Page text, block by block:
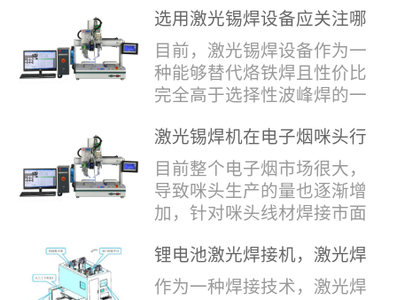
汽车与储能市场爆发式增
经理尹建中先生发表了振奋
人心的讲话。他首先对全体
员工在过去一年中的辛勤付
出和卓越贡献表示了最衷心
的感谢，并全面回顾了公司
在过去一年里取得的各项成
反两面都有插针的插头，其
焊接的方式还是有一定的难
点的，第一回流焊和自动烙
铁焊都不合适，因为对面一
会烫伤，在加上有干涉，烙
铁头不方便下去，目前在大
多数情况只能采用人工焊
接，目前人工成本贵，流动
性大，焊接的品质也难保
证。 但采用激光...
选用激光锡焊设备应关注哪
些方面
目前，激光锡焊设备作为一
种能够替代烙铁焊且性价比
完全高于选择性波峰焊的一
来越多的企业关注与使用，
那么在选择激光锡焊设备方
面应该关注哪几点哪？
其一，激光锡焊接设备上
动力核心部件，激光器肯定
是锡焊接设备最至关重要的
一环。目前作为激光锡焊接
激光锡焊机在电子烟咪头行
业的应用
目前整个电子烟市场很大，
导致咪头生产的量也逐渐增
加，针对咪头线材焊接市面
统烙铁焊接，优势价格便
宜，咪头焊接自动化生产线
锂电池激光焊接机，激光焊
锡机厂家如何选？
作为一种焊接技术，激光焊